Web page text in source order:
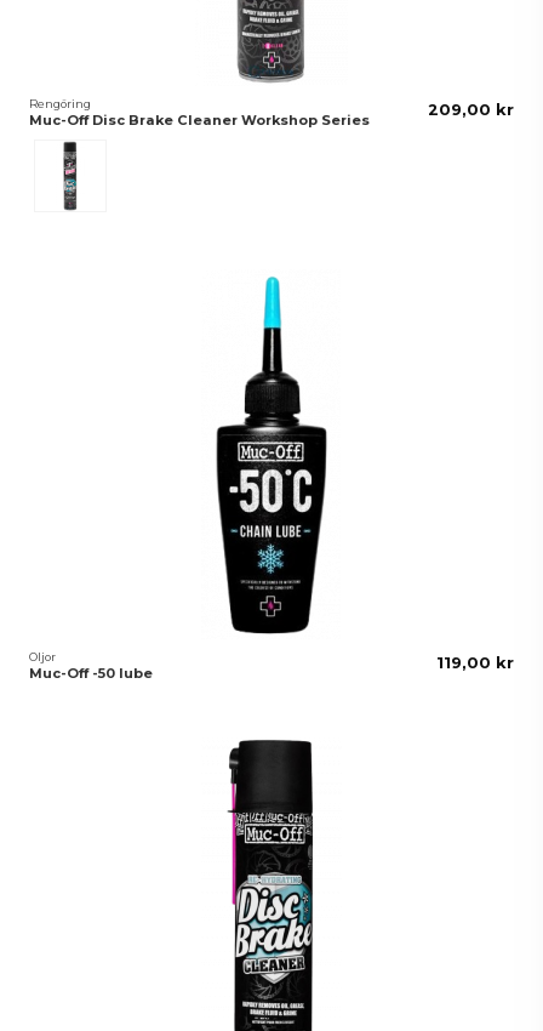
Rengöring
Muc-Off Disc Brake Cleaner Workshop Series
Svart
209,00 kr
Oljor
Muc-Off -50 lube
119,00 kr